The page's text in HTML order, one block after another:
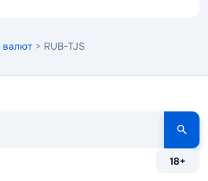
валют > RUB-TJS
18+